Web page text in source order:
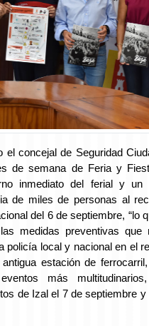
el concejal de Seguridad
de semana de Feria y
inmediato del ferial y un
de miles de personas al
del 6 de septiembre, “lo
medidas preventivas que
policía local y nacional en el
estación de
más
de Izal el 7 de septiembre